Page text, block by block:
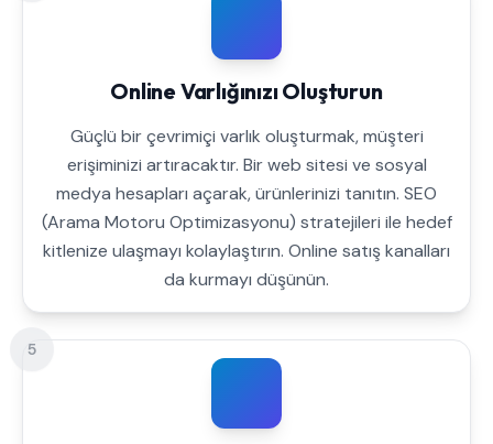
Online Varlığınızı Oluşturun
Güçlü bir çevrimiçi varlık oluşturmak, müşteri
erişiminizi artıracaktır. Bir web sitesi ve sosyal
medya hesapları açarak, ürünlerinizi tanıtın. SEO
(Arama Motoru Optimizasyonu) stratejileri ile hedef
kitlenize ulaşmayı kolaylaştırın. Online satış kanalları
da kurmayı düşünün.
5